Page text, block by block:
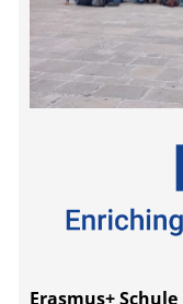
Erasmus+ Schule